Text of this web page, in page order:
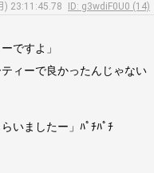
) 23:11:45.78
ID: g3wdiF0U0 (14)
ですよ」
ィーで良かったんじゃない
いましたー」ﾊﾟﾁﾊﾟﾁ